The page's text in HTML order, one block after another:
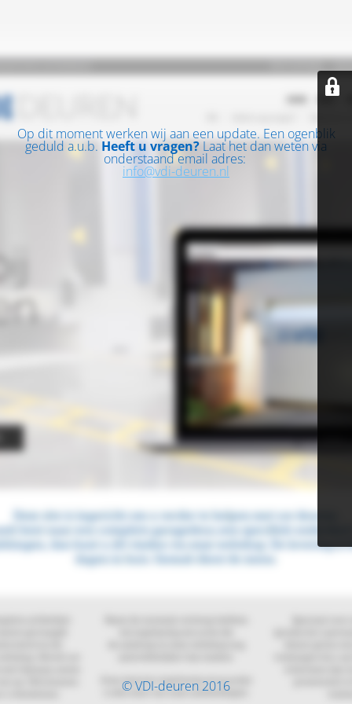
Op dit moment werken wij aan een update. Een ogenblik
geduld a.u.b. Heeft u vragen? Laat het dan weten via
onderstaand email adres:
info@vdi-deuren.nl
© VDI-deuren 2016